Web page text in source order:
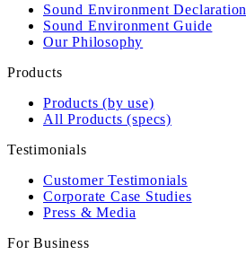
Sound Environment Declaration
Sound Environment Guide
Our Philosophy
Products
Products (by use)
All Products (specs)
Testimonials
Customer Testimonials
Corporate Case Studies
Press & Media
For Business